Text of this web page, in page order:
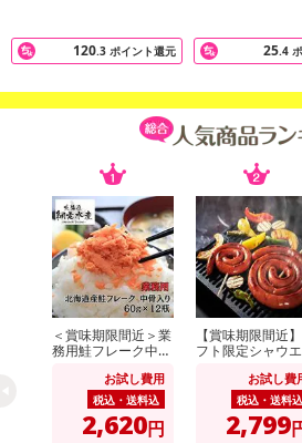
●贈答にもご利用頂けるハイレベルな上質
●日本3大和牛(松阪牛・神戸牛・近江牛)
●松阪牛、近江牛はA3ランク以上、神戸
日本を代表する高級銘柄牛「松阪牛」「
大和牛を食べ比
120.3 ポイント還元 25.4
＜賞味期限間近＞業
務用鮭フレーク中骨
お試し費用
税込・送料込
2,620円
【賞味期限間近
フト限定シャウ
お試し費
税込・送料込
2,799